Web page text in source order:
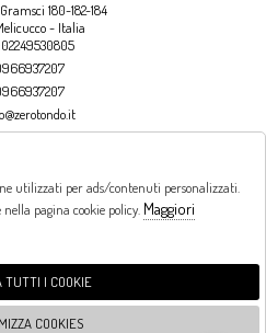
180-182-184
- Italia
di apertura
16:00 ALLE 20:00 DAL MARTEDI AL
utilizzati per ads/contenuti personalizzati.
pagina cookie policy. Maggiori
TUTTI I COOKIE
COOKIES